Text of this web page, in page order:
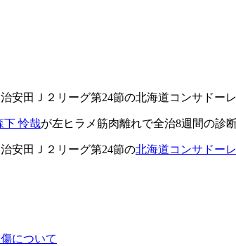
安田Ｊ２リーグ第24節の北海道コンサドー
下 怜哉が左ヒラメ筋肉離れで全治8週間の診
安田Ｊ２リーグ第24節の北海道コンサドー
について